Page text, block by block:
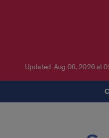
Updated: Aug 06, 2026 at